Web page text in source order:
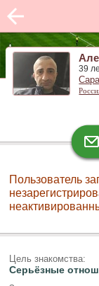
39
Пользователь
Цель знакомства:
Серьёзные